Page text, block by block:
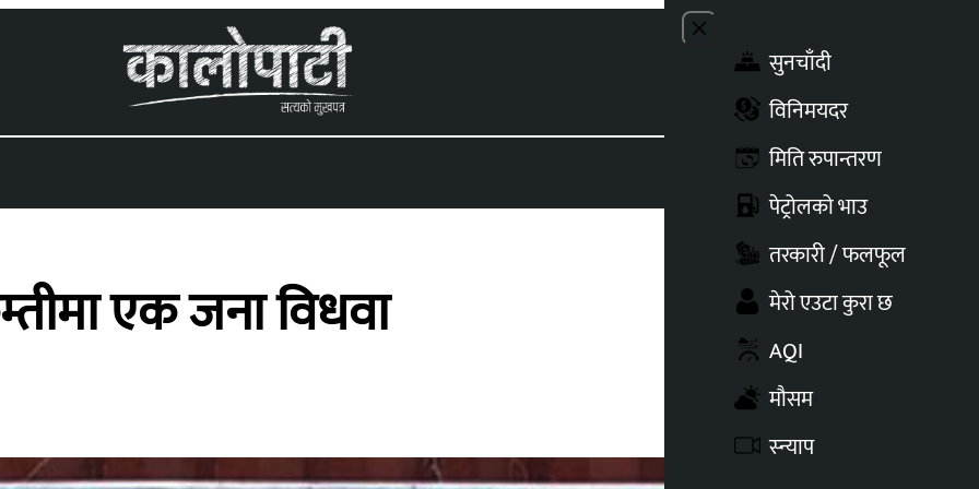
Close menu
सुनचाँदी
विनिमयदर
मिति रुपान्तरण
पेट्रोलको भाउ
तरकारी / फलफूल
मेरो एउटा कुरा छ
AQI
मौसम
स्न्याप
एक जना विधवा